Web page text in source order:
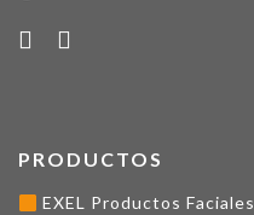
PRODUCTOS
EXEL Productos Faciales